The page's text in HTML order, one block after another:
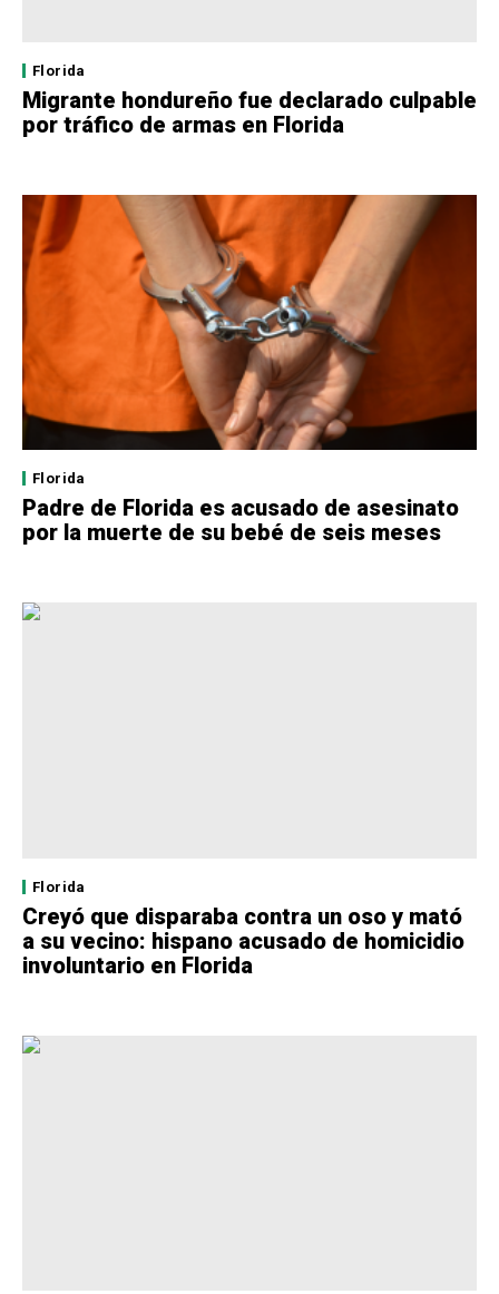
Florida
Migrante hondureño fue declarado culpable
por tráfico de armas en Florida
Florida
Padre de Florida es acusado de asesinato
por la muerte de su bebé de seis meses
Florida
Creyó que disparaba contra un oso y mató
a su vecino: hispano acusado de homicidio
involuntario en Florida